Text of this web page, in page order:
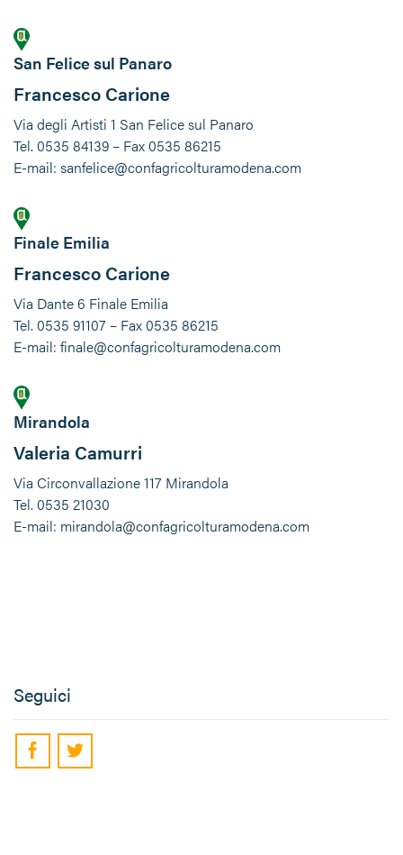
San Felice sul Panaro
Francesco Carione
Via degli Artisti 1 San Felice sul Panaro
Tel. 0535 84139 – Fax 0535 86215
E-mail: sanfelice@confagricolturamodena.com
Finale Emilia
Francesco Carione
Via Dante 6 Finale Emilia
Tel. 0535 91107 – Fax 0535 86215
E-mail: finale@confagricolturamodena.com
Mirandola
Valeria Camurri
Via Circonvallazione 117 Mirandola
Tel. 0535 21030
E-mail: mirandola@confagricolturamodena.com
Seguici